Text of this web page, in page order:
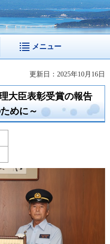
メニュー
更新日：2025年10月16日
大臣表彰受賞の報告
めに～